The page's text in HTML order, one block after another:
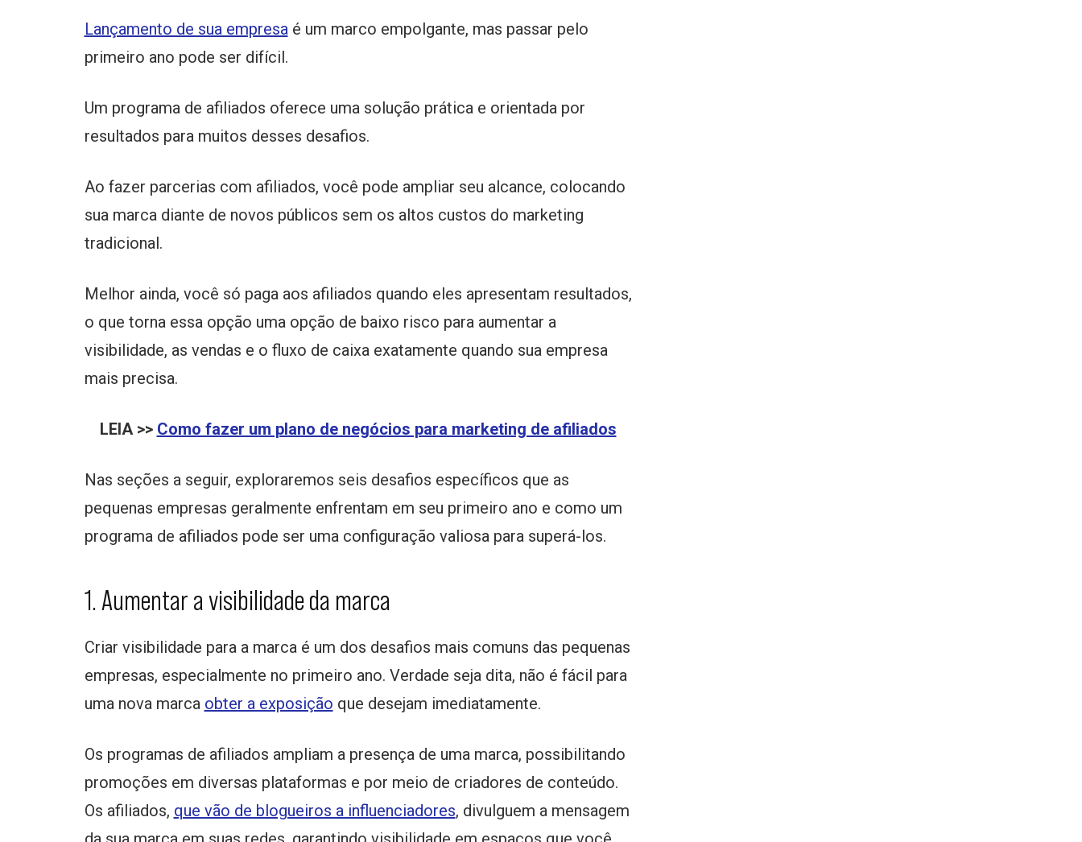
Lançamento de sua empresa é um marco empolgante, mas passar pelo
primeiro ano pode ser difícil.
Um programa de afiliados oferece uma solução prática e orientada por
resultados para muitos desses desafios.
Ao fazer parcerias com afiliados, você pode ampliar seu alcance, colocando
sua marca diante de novos públicos sem os altos custos do marketing
tradicional.
Melhor ainda, você só paga aos afiliados quando eles apresentam resultados,
o que torna essa opção uma opção de baixo risco para aumentar a
visibilidade, as vendas e o fluxo de caixa exatamente quando sua empresa
mais precisa.
LEIA >> Como fazer um plano de negócios para marketing de afiliados
Nas seções a seguir, exploraremos seis desafios específicos que as
pequenas empresas geralmente enfrentam em seu primeiro ano e como um
programa de afiliados pode ser uma configuração valiosa para superá-los.
1. Aumentar a visibilidade da marca
Criar visibilidade para a marca é um dos desafios mais comuns das pequenas
empresas, especialmente no primeiro ano. Verdade seja dita, não é fácil para
uma nova marca obter a exposição que desejam imediatamente.
Os programas de afiliados ampliam a presença de uma marca, possibilitando
promoções em diversas plataformas e por meio de criadores de conteúdo.
Os afiliados, que vão de blogueiros a influenciadores, divulguem a mensagem